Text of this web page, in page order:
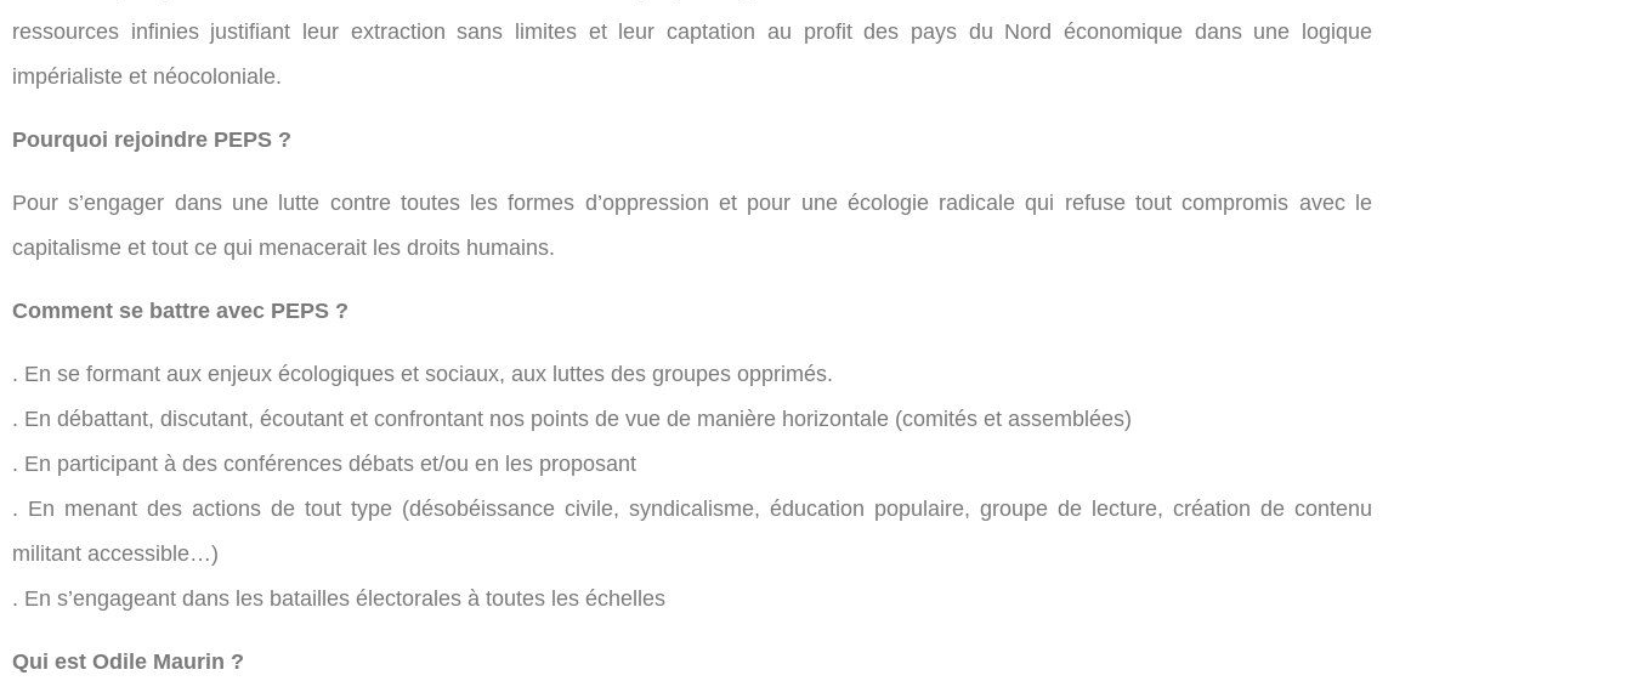
ressources infinies justifiant leur extraction sans limites et leur captation au profit des pays du Nord économique dans une logique
impérialiste et néocoloniale.
Pourquoi rejoindre PEPS ?
Pour s’engager dans une lutte contre toutes les formes d’oppression et pour une écologie radicale qui refuse tout compromis avec le
capitalisme et tout ce qui menacerait les droits humains.
Comment se battre avec PEPS ?
. En se formant aux enjeux écologiques et sociaux, aux luttes des groupes opprimés.
. En débattant, discutant, écoutant et confrontant nos points de vue de manière horizontale (comités et assemblées)
. En participant à des conférences débats et/ou en les proposant
. En menant des actions de tout type (désobéissance civile, syndicalisme, éducation populaire, groupe de lecture, création de contenu
militant accessible…)
. En s’engageant dans les batailles électorales à toutes les échelles
Qui est Odile Maurin ?